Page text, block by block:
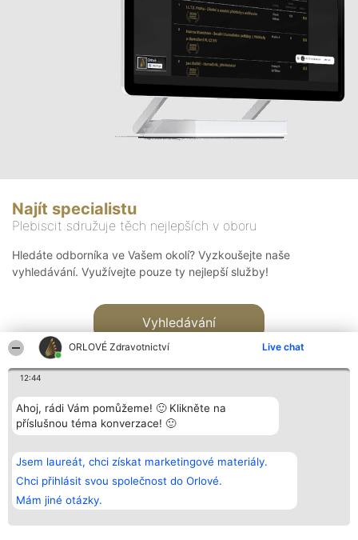
ORLOVÉ Zdravotnictví Live chat
12:44
Ahoj, rádi Vám pomůžeme! 🙂 Klikněte na
příslušnou téma konverzace! 🙂
Jsem laureát, chci získat marketingové materiály.
Chci přihlásit svou společnost do Orlové.
Mám jiné otázky.
Najít specialistu
Plebiscit sdružuje těch nejlepších v oboru
Hledáte odborníka ve Vašem okolí? Vyzkoušejte naše
vyhledávání. Využívejte pouze ty nejlepší služby!
Vyhledávání
Bright Side Solutions sp. z o.
o. sp. k.
ul. Ruska 22
Wrocław 50-079
KRS 0000749100 | Regon
381313360 | NIP 8943132676
Vítězové
Seznam všech
laureátů
Zásady
Zásady
Kontakt